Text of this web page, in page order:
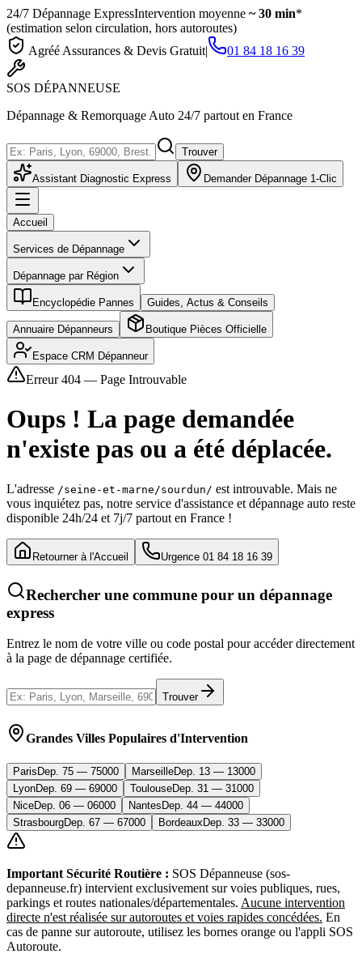
24/7 Dépannage ExpressIntervention moyenne ~ 30 min*
(estimation selon circulation, hors autoroutes)
Agréé Assurances & Devis Gratuit| 01 84 18 16 39
SOS DÉPANNEUSE
Dépannage & Remorquage Auto 24/7 partout en France
Trouver
Assistant Diagnostic Express Demander Dépannage 1-Clic
Accueil
Services de Dépannage
Dépannage par Région
Encyclopédie Pannes Guides, Actus & Conseils
Annuaire Dépanneurs Boutique Pièces Officielle
Espace CRM Dépanneur
Erreur 404 — Page Introuvable
Oups ! La page demandée
n'existe pas ou a été déplacée.
L'adresse /seine-et-marne/sourdun/ est introuvable. Mais ne
vous inquiétez pas, notre service d'assistance et dépannage auto reste
disponible 24h/24 et 7j/7 partout en France !
Retourner à l'Accueil Urgence 01 84 18 16 39
Rechercher une commune pour un dépannage
express
Entrez le nom de votre ville ou code postal pour accéder directement
à la page de dépannage certifiée.
Trouver
Grandes Villes Populaires d'Intervention
Paris Dep. 75 — 75000 MarseilleDep. 13 — 13000
LyonDep. 69 — 69000 ToulouseDep. 31 — 31000
NiceDep. 06 — 06000 Nantes Dep. 44 — 44000
StrasbourgDep. 67 — 67000 Bordeaux Dep. 33 — 33000
Important Sécurité Routière : SOS Dépanneuse (sos-
depanneuse.fr) intervient exclusivement sur voies publiques, rues,
parkings et routes nationales/départementales. Aucune intervention
directe n'est réalisée sur autoroutes et voies rapides concédées. En
cas de panne sur autoroute, utilisez les bornes orange ou l'appli SOS
Autoroute.